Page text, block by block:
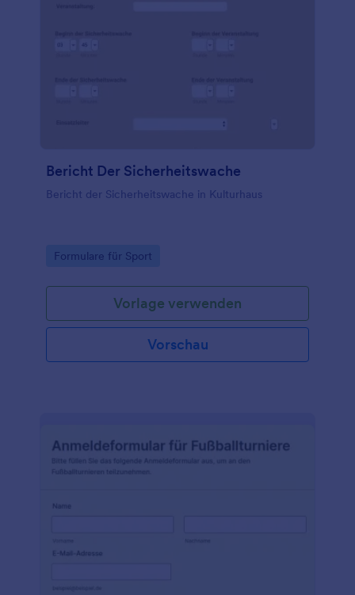
Bericht Der Sicherheitswache
Bericht der Sicherheitswache in Kulturhaus
Go to Category:
Formulare für Sport
Vorlage verwenden
Vorschau